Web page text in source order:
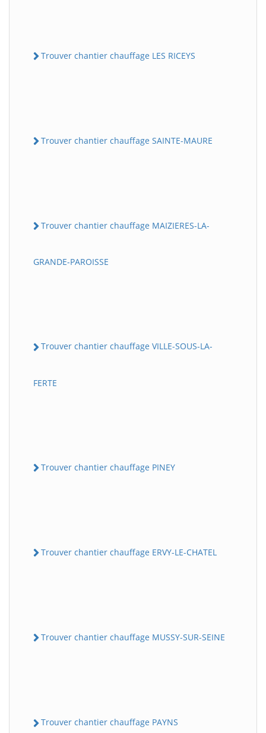
Trouver chantier chauffage LES RICEYS
Trouver chantier chauffage SAINTE-MAURE
Trouver chantier chauffage MAIZIERES-LA-
GRANDE-PAROISSE
Trouver chantier chauffage VILLE-SOUS-LA-
FERTE
Trouver chantier chauffage PINEY
Trouver chantier chauffage ERVY-LE-CHATEL
Trouver chantier chauffage MUSSY-SUR-SEINE
Trouver chantier chauffage PAYNS